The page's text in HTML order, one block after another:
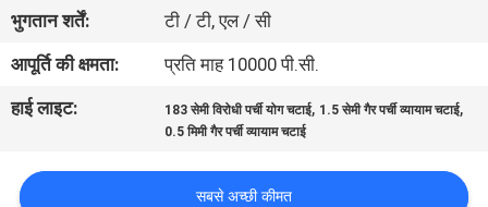
नियंत्रण
संपर्क
करें
BLOG
भुगतान शर्तें:
टी / टी, एल / सी
आपूर्ति की क्षमता:
प्रति माह 10000 पी.सी.
हाई लाइट:
183 सेमी विरोधी पर्ची योग चटाई, 1.5 सेमी गैर पर्ची व्यायाम चटाई,
0.5 मिमी गैर पर्ची व्यायाम चटाई
सबसे अच्छी कीमत